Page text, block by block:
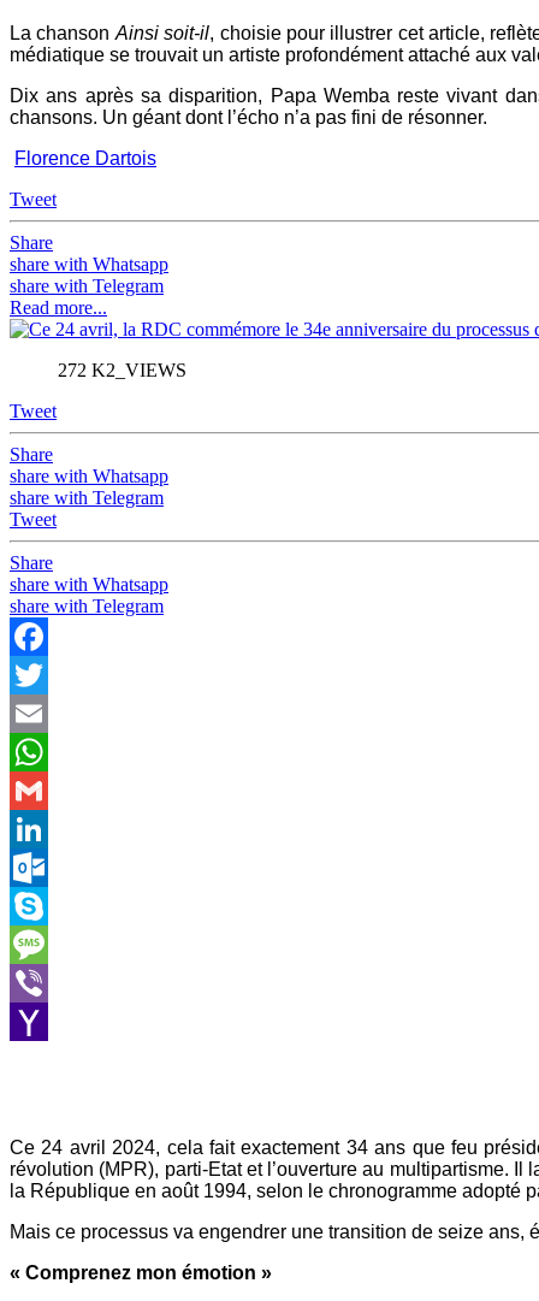
La chanson Ainsi soit‑il, choisie pour illustrer cet article,
médiatique se trouvait un artiste profondément attaché aux
Dix ans après sa disparition, Papa Wemba reste vivant
chansons. Un géant dont l’écho n’a pas fini de résonner.
Florence Dartois
Tweet
Share
share with Whatsapp
share with Telegram
Read more...
272 K2_VIEWS
Tweet
Share
share with Whatsapp
share with Telegram
Tweet
Share
share with Whatsapp
share with Telegram
Facebook
Twitter
Email
WhatsApp
Gmail
LinkedIn
Outlook.com
Skype
Message
Viber
Ce 24 avril 2024, cela fait exactement 34 ans que feu
révolution (MPR), parti-Etat et l’ouverture au multipartisme.
la République en août 1994, selon le chronogramme adopté
Mais ce processus va engendrer une transition de seize ans,
« Comprenez mon émotion »